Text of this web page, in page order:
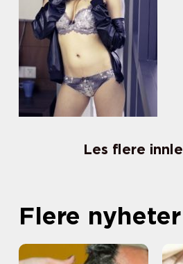
Les flere
Flere nyheter